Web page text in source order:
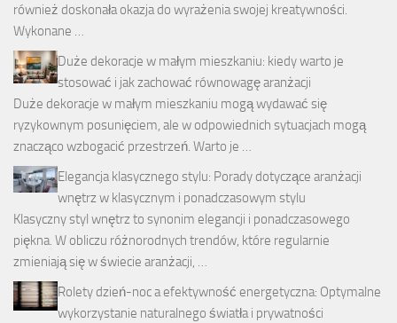
również doskonała okazja do wyrażenia swojej kreatywności.
Wykonane …
Duże dekoracje w małym mieszkaniu: kiedy warto je
stosować i jak zachować równowagę aranżacji
Duże dekoracje w małym mieszkaniu mogą wydawać się
ryzykownym posunięciem, ale w odpowiednich sytuacjach mogą
znacząco wzbogacić przestrzeń. Warto je …
Elegancja klasycznego stylu: Porady dotyczące aranżacji
wnętrz w klasycznym i ponadczasowym stylu
Klasyczny styl wnętrz to synonim elegancji i ponadczasowego
piękna. W obliczu różnorodnych trendów, które regularnie
zmieniają się w świecie aranżacji, …
Rolety dzień-noc a efektywność energetyczna: Optymalne
wykorzystanie naturalnego światła i prywatności